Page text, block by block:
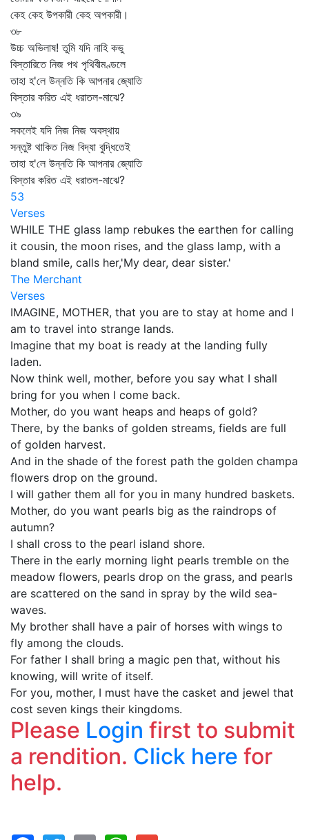
কেহ কেহ উপকারী কেহ অপকারী।
৩৮
উচ্চ অভিলাষ! তুমি যদি নাহি কভু
বিস্তারিতে নিজ পথ পৃথিবীমণ্ডলে
তাহা হ'লে উন্নতি কি আপনার জ্যোতি
বিস্তার করিত এই ধরাতল-মাঝে?
৩৯
সকলেই যদি নিজ নিজ অবস্থায়
সন্তুষ্ট থাকিত নিজ বিদ্যা বুদ্ধিতেই
তাহা হ'লে উন্নতি কি আপনার জ্যোতি
বিস্তার করিত এই ধরাতল-মাঝে?
53
Verses
WHILE THE glass lamp rebukes the earthen for calling
it cousin, the moon rises, and the glass lamp, with a
bland smile, calls her,'My dear, dear sister.'
The Merchant
Verses
IMAGINE, MOTHER, that you are to stay at home and I
am to travel into strange lands.
Imagine that my boat is ready at the landing fully
laden.
Now think well, mother, before you say what I shall
bring for you when I come back.
Mother, do you want heaps and heaps of gold?
There, by the banks of golden streams, fields are full
of golden harvest.
And in the shade of the forest path the golden champa
flowers drop on the ground.
I will gather them all for you in many hundred baskets.
Mother, do you want pearls big as the raindrops of
autumn?
I shall cross to the pearl island shore.
There in the early morning light pearls tremble on the
meadow flowers, pearls drop on the grass, and pearls
are scattered on the sand in spray by the wild sea-
waves.
My brother shall have a pair of horses with wings to
fly among the clouds.
For father I shall bring a magic pen that, without his
knowing, will write of itself.
For you, mother, I must have the casket and jewel that
cost seven kings their kingdoms.
Please Login first to submit
a rendition. Click here for
help.